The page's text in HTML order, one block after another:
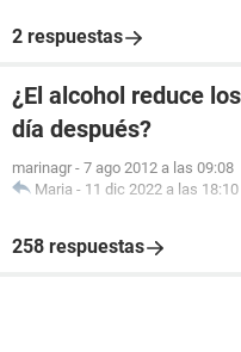
2 respuestas
¿El alcohol reduce
día después?
marinagr - 7 ago 2012 a las 09:08
Maria - 11 dic 2022 a las 18:10
258 respuestas